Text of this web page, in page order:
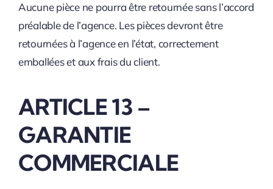
Aucune pièce ne pourra être retournée sans l’accord
préalable de l’agence. Les pièces devront être
retournées à l’agence en l’état, correctement
emballées et aux frais du client.
ARTICLE 13 –
GARANTIE
COMMERCIALE